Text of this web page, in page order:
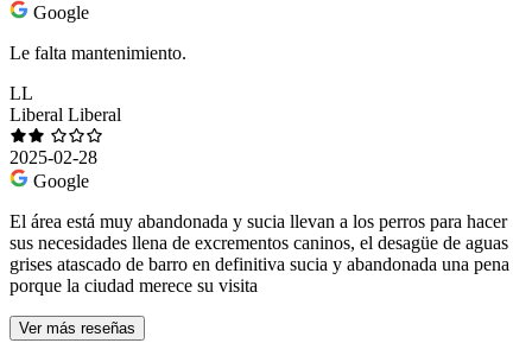
Google
Le falta mantenimiento.
LL
Liberal Liberal
2025-02-28
Google
El área está muy abandonada y sucia llevan a los perros para hacer
sus necesidades llena de excrementos caninos, el desagüe de aguas
grises atascado de barro en definitiva sucia y abandonada una pena
porque la ciudad merece su visita
Ver más reseñas